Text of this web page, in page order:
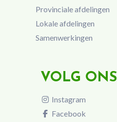
Provinciale afdelingen
Lokale afdelingen
Samenwerkingen
VOLG ONS
Instagram
Facebook